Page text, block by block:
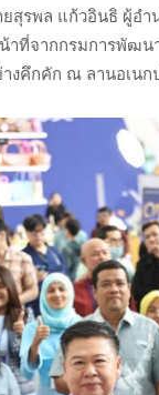
พล แก้วอินธิ ผู้อำ
าที่จากกรมการพัฒ
งคึกคัก ณ ลานอเน